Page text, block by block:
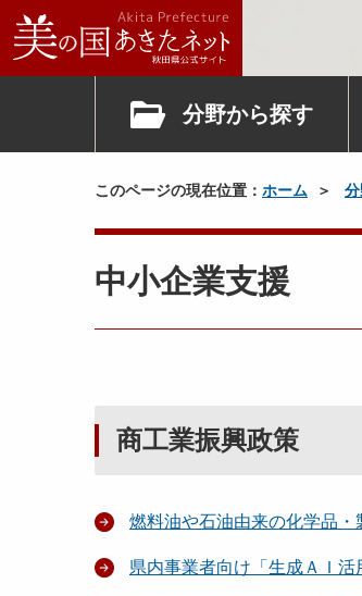
分野から探す
このページの現在位置： ホーム
中小企業支援
商工業振興政策
燃料油や石油由来の化学品
県内事業者向け「生成ＡＩ活